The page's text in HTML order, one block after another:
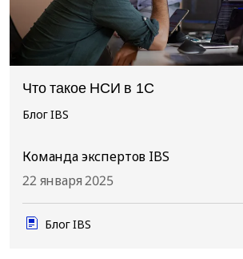
Что такое НСИ в 1С
Блог IBS
Команда экспертов IBS
22 января 2025
Блог IBS